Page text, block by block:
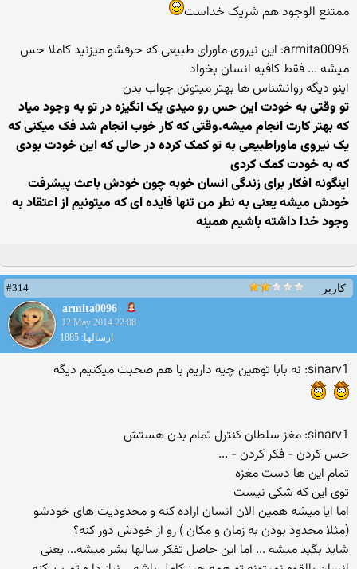
ممتنع الوجود هم شریک خداست
armita0096: این نیروی ماورای طبیعی که حرفشو میزنید کاملا حس
میشه ... فقط کافیه انسان بخواد
اینو دیگه روانشناس ها بهتر میتونن جواب بدن
تو وقتی به خودت این حس رو میدی یک انگیزه در تو به وجود میاد
که بهتر کارت انجام میشه.وقتی که کار خوب انجام شد فک میکنی که
یک نیروی ماوراطبیعی به تو کمک کرده در حالی که این خودت بودی
که به خودت کمک کردی
اینگونه افکار برای زندگی انسان خوبه چون خودش باعث پیشرفت
خودش میشه یعنی به نطر من تنها فایده ای که میتونیم از اعتقاد به
وجود خدا داشته باشیم همینه
کاربر
#314
armita0096
12 May 2014 22:08
ارسالها: 1885
sinarv1: نه بابا توهین چیه داریم با هم صحبت میکنیم دیگه
sinarv1: مغز سلطان کنترل تمام بدن هستش
حس کردن - فکر کردن - ...
تمام این ها دست مغزه
توی این که شکی نیست
اما ایا میشه همین الان انسان اراده کنه و محدودیت های خودشو
(مثلا محدود بودن به زمان و مکان ) رو از خودش دور کنه؟
شاید بگید میشه ... اما این حاصل تفکر سالها بشر میشه... یعنی